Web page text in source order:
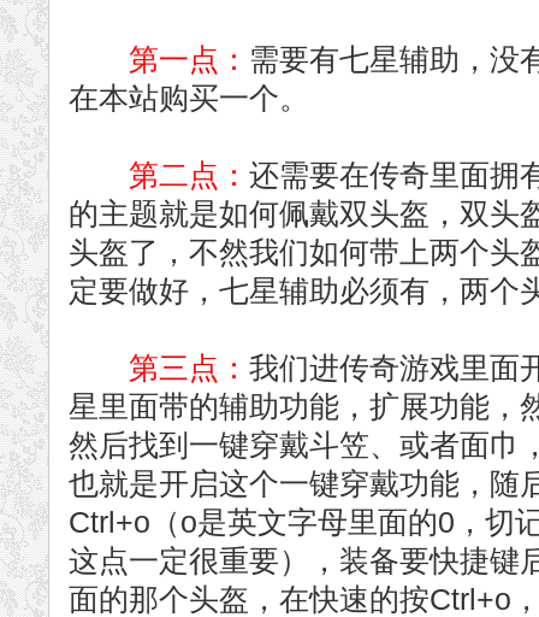
第一点： 需要有七星辅助，没
在本站购买一个。
第二点： 还需要在传奇里面拥
的主题就是如何佩戴双头盔，双头
头盔了，不然我们如何带上两个头
定要做好，七星辅助必须有，两个
第三点： 我们进传奇游戏里面
星里面带的辅助功能，扩展功能，
然后找到一键穿戴斗笠、或者面巾
也就是开启这个一键穿戴功能，随
Ctrl+o（o是英文字母里面的0，切
这点一定很重要），装备要快捷键
面的那个头盔，在快速的按Ctrl+o